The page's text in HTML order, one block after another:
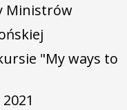
Ministrów
"My ways to